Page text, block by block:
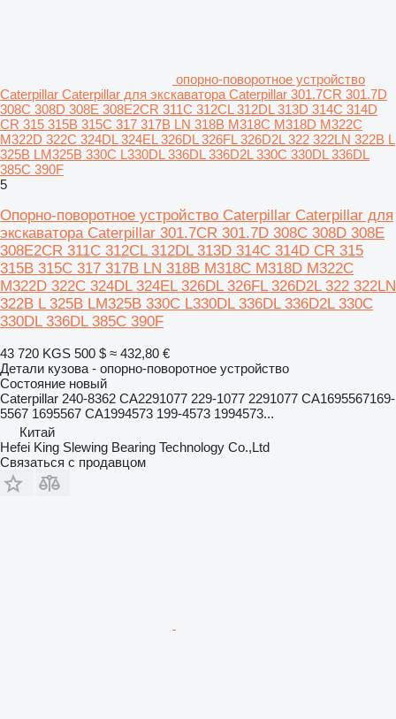
опорно-поворотное устройство
Caterpillar Caterpillar для экскаватора Caterpillar 301.7CR 301.7D
308C 308D 308E 308E2CR 311C 312CL 312DL 313D 314C 314D
CR 315 315B 315C 317 317B LN 318B M318C M318D M322C
M322D 322C 324DL 324EL 326DL 326FL 326D2L 322 322LN 322B L
325B LM325B 330C L330DL 336DL 336D2L 330C 330DL 336DL
385C 390F
5
Опорно-поворотное устройство Caterpillar Caterpillar для
экскаватора Caterpillar 301.7CR 301.7D 308C 308D 308E
308E2CR 311C 312CL 312DL 313D 314C 314D CR 315
315B 315C 317 317B LN 318B M318C M318D M322C
M322D 322C 324DL 324EL 326DL 326FL 326D2L 322 322LN
322B L 325B LM325B 330C L330DL 336DL 336D2L 330C
330DL 336DL 385C 390F
43 720 KGS 500 $ ≈ 432,80 €
Детали кузова - опорно-поворотное устройство
Состояние новый
Caterpillar 240-8362 CA2291077 229-1077 2291077 CA1695567169-
5567 1695567 CA1994573 199-4573 1994573...
Китай
Hefei King Slewing Bearing Technology Co.,Ltd
Связаться с продавцом